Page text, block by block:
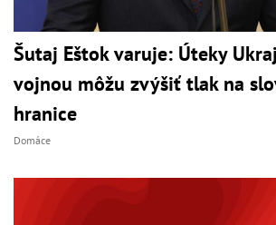
Šutaj Eštok varuje: Úteky
vojnou môžu zvýšiť tlak na
hranice
Domáce